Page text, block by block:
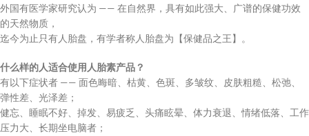
外国有医学家研究认为 —— 在自然界，具有如此强大、广谱的保健功效
的天然物质，
迄今为止只有人胎盘，有学者称人胎盘为【保健品之王】。
什么样的人适合使用人胎素产品？
有以下症状者 —— 面色晦暗、枯黄、色斑、多皱纹、皮肤粗糙、松弛、
弹性差、光泽差；
健忘、睡眠不好、掉发、易疲乏、头痛眩晕、体力衰退、情绪低落、工作
压力大、长期坐电脑者；